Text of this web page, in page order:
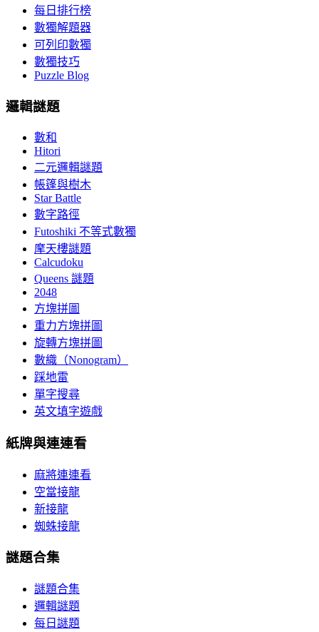
每日排行榜
數獨解題器
可列印數獨
數獨技巧
Puzzle Blog
邏輯謎題
數和
Hitori
二元邏輯謎題
帳篷與樹木
Star Battle
數字路徑
Futoshiki 不等式數獨
摩天樓謎題
Calcudoku
Queens 謎題
2048
方塊拼圖
重力方塊拼圖
旋轉方塊拼圖
數織（Nonogram）
踩地雷
單字搜尋
英文填字遊戲
紙牌與連連看
麻將連連看
空當接龍
新接龍
蜘蛛接龍
謎題合集
謎題合集
邏輯謎題
每日謎題